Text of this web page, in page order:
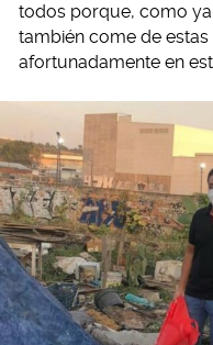
todos porque, como
también come de
afortunadamente en